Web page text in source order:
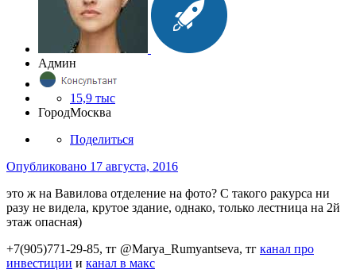
Админ
15,9 тыс
ГородМосква
Поделиться
Опубликовано 17 августа, 2016
это ж на Вавилова отделение на фото? С такого ракурса ни
разу не видела, крутое здание, однако, только лестница на 2й
этаж опасная)
+7(905)771-29-85, тг @Marya_Rumyantseva, тг канал про
инвестиции и канал в макс